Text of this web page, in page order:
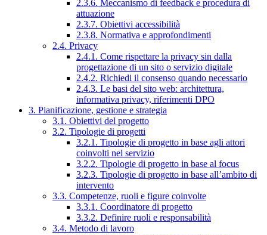
2.3.6. Meccanismo di feedback e procedura di
attuazione
2.3.7. Obiettivi accessibilità
2.3.8. Normativa e approfondimenti
2.4. Privacy
2.4.1. Come rispettare la privacy sin dalla
progettazione di un sito o servizio digitale
2.4.2. Richiedi il consenso quando necessario
2.4.3. Le basi del sito web: architettura,
informativa privacy, riferimenti DPO
3. Pianificazione, gestione e strategia
3.1. Obiettivi del progetto
3.2. Tipologie di progetti
3.2.1. Tipologie di progetto in base agli attori
coinvolti nel servizio
3.2.2. Tipologie di progetto in base al focus
3.2.3. Tipologie di progetto in base all’ambito di
intervento
3.3. Competenze, ruoli e figure coinvolte
3.3.1. Coordinatore di progetto
3.3.2. Definire ruoli e responsabilità
3.4. Metodo di lavoro